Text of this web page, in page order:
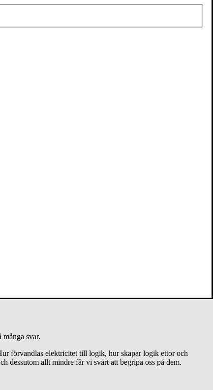
svar.
förvandlas elektricitet till logik, hur skapar logik ettor och
dessutom allt mindre får vi svårt att begripa oss på dem.